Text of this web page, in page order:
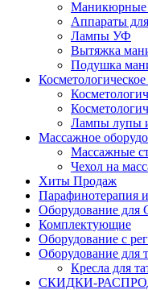
Маникюрные
Аппараты
Лампы УФ
Вытяжка
Подушка
Лампы лупы
Массажное
Массажные
Чехол на
Хиты Продаж
Парафинотерапия
Оборудование для
Комплектующие
Оборудование с
Оборудование для
Кресла для
СКИДКИ-